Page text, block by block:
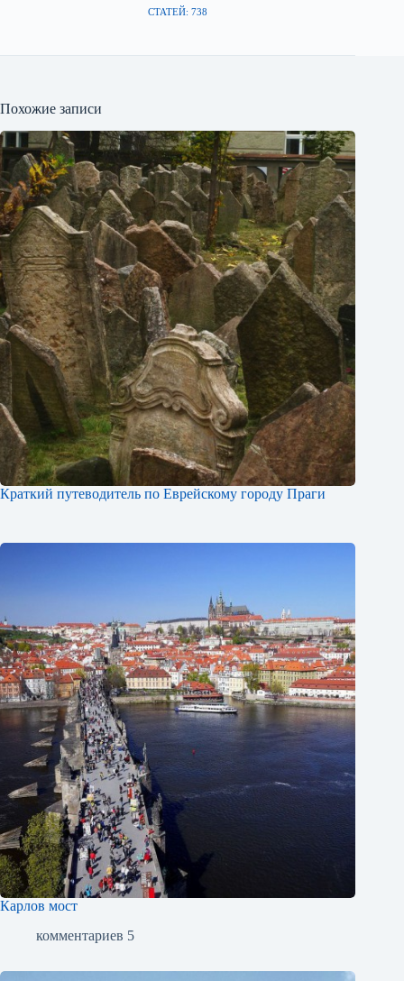
СТАТЕЙ: 738
Похожие записи
Краткий путеводитель по Еврейскому городу Праги
Карлов мост
комментариев 5